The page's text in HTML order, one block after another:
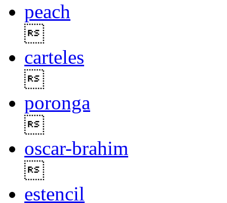
peach
carteles
poronga
oscar-brahim
estencil